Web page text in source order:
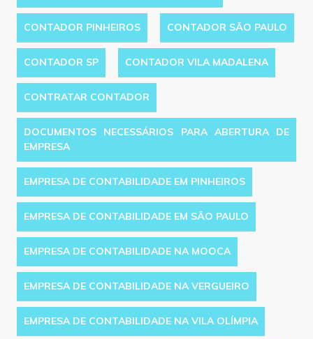
CONTADOR PINHEIROS CONTADOR SÃO PAULO
CONTADOR SP CONTADOR VILA MADALENA
CONTRATAR CONTADOR
DOCUMENTOS NECESSÁRIOS PARA ABERTURA DE
EMPRESA
EMPRESA DE CONTABILIDADE EM PINHEIROS
EMPRESA DE CONTABILIDADE EM SÃO PAULO
EMPRESA DE CONTABILIDADE NA MOOCA
EMPRESA DE CONTABILIDADE NA VERGUEIRO
EMPRESA DE CONTABILIDADE NA VILA OLÍMPIA